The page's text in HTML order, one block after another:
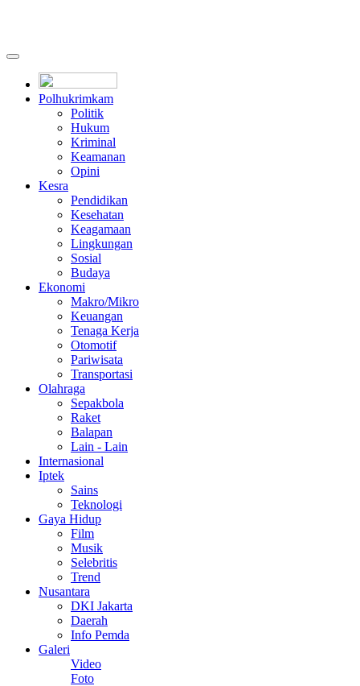
Polhukrimkam
Politik
Hukum
Kriminal
Keamanan
Opini
Kesra
Pendidikan
Kesehatan
Keagamaan
Lingkungan
Sosial
Budaya
Ekonomi
Makro/Mikro
Keuangan
Tenaga Kerja
Otomotif
Pariwisata
Transportasi
Olahraga
Sepakbola
Raket
Balapan
Lain - Lain
Internasional
Iptek
Sains
Teknologi
Gaya Hidup
Film
Musik
Selebritis
Trend
Nusantara
DKI Jakarta
Daerah
Info Pemda
Galeri
Video
Foto